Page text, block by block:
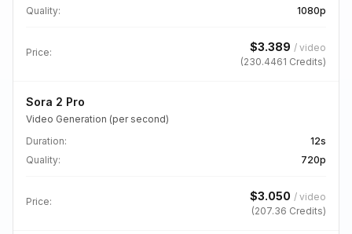
Quality: 1080p
Price: $3.389 / video
(230.4461 Credits)
Sora 2 Pro
Video Generation (per second)
Duration:
12s
Quality: 720p
Price: $3.050 / video
(207.36 Credits)